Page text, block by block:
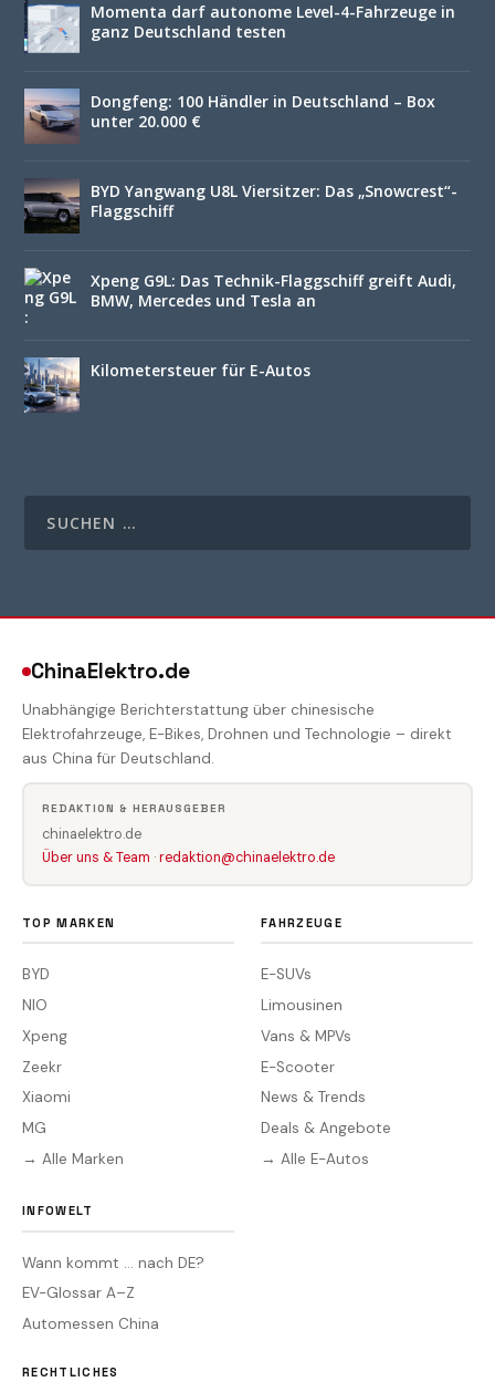
Momenta darf autonome Level-4-Fahrzeuge in
ganz Deutschland testen
Dongfeng: 100 Händler in Deutschland – Box
unter 20.000 €
BYD Yangwang U8L Viersitzer: Das „Snowcrest“-
Flaggschiff
Xpeng G9L: Das Technik-Flaggschiff greift Audi,
BMW, Mercedes und Tesla an
Kilometersteuer für E-Autos
ChinaElektro.de
Unabhängige Berichterstattung über chinesische
Elektrofahrzeuge, E-Bikes, Drohnen und Technologie – direkt
aus China für Deutschland.
REDAKTION & HERAUSGEBER
chinaelektro.de
Über uns & Team ·redaktion@chinaelektro.de
TOP MARKEN
BYD
NIO
Xpeng
Zeekr
Xiaomi
MG
→ Alle Marken
FAHRZEUGE
E-SUVs
Limousinen
Vans & MPVs
E-Scooter
News & Trends
Deals & Angebote
→ Alle E-Autos
INFOWELT
Wann kommt … nach DE?
EV-Glossar A–Z
Automessen China
RECHTLICHES